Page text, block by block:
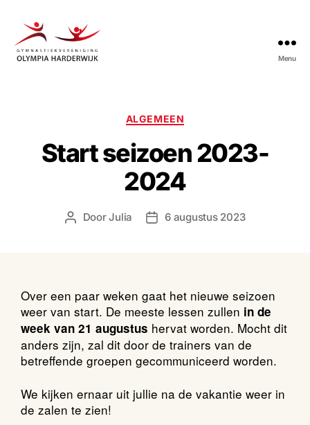
Menu
Categorieën
ALGEMEEN
Start seizoen 2023-
2024
Berichtauteur
DoorJulia Berichtdatum
6 augustus 2023
Over een paar weken gaat het nieuwe seizoen
weer van start. De meeste lessen zullen in de
week van 21 augustus hervat worden. Mocht dit
anders zijn, zal dit door de trainers van de
betreffende groepen gecommuniceerd worden.
We kijken ernaar uit jullie na de vakantie weer in
de zalen te zien!